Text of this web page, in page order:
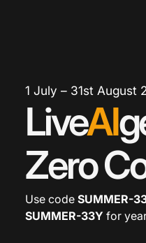
1 July – 31st August
LiveAI
Zero
Use code SUMMER-
SUMMER-33Y for